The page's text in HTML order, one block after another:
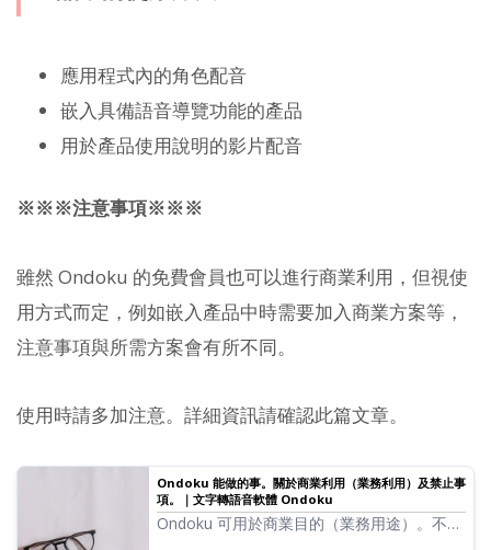
應用程式內的角色配音
嵌入具備語音導覽功能的產品
用於產品使用說明的影片配音
※※※注意事項※※※
雖然 Ondoku 的免費會員也可以進行商業利用，但視使
用方式而定，例如嵌入產品中時需要加入商業方案等，
注意事項與所需方案會有所不同。
使用時請多加注意。詳細資訊請確認此篇文章。
Ondoku 能做的事。關於商業利用（業務利用）及禁止事
項。｜文字轉語音軟體 Ondoku
Ondoku 可用於商業目的（業務用途）。不論